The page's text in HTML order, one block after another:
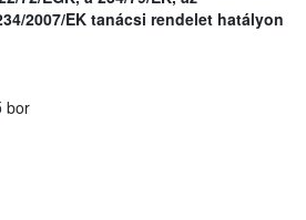
2007/EK tanácsi rendelet hatályon
bor